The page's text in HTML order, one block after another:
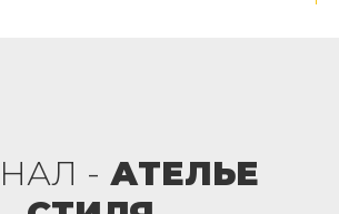
- АТЕЛЬЕ